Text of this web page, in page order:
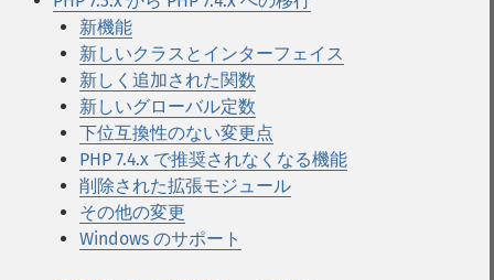
新機能
新しいクラスとインターフェイス
新しく追加された関数
新しいグローバル定数
下位互換性のない変更点
PHP 7.4.x で推奨されなくなる機能
削除された拡張モジュール
その他の変更
Windows のサポート